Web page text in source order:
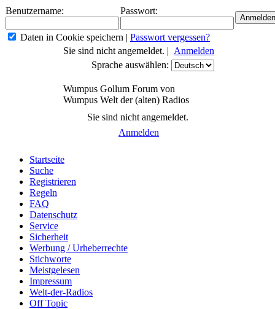
Benutzername: Passwort:
Daten in Cookie speichern | Passwort vergessen?
Sie sind nicht angemeldet. | Anmelden
Sprache auswählen:
Wumpus Gollum Forum von
Wumpus Welt der (alten) Radios
Sie sind nicht angemeldet.
Anmelden
Startseite
Suche
Registrieren
Regeln
FAQ
Datenschutz
Service
Sicherheit
Werbung / Urheberrechte
Stichworte
Meistgelesen
Impressum
Welt-der-Radios
Off Topic